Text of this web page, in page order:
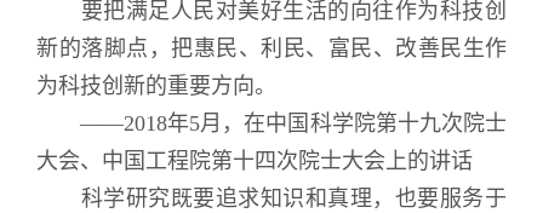
要把满足人民对美好生活的向往作为科技创
新的落脚点，把惠民、利民、富民、改善民生作
为科技创新的重要方向。
——2018年5月，在中国科学院第十九次院士
大会、中国工程院第十四次院士大会上的讲话
科学研究既要追求知识和真理，也要服务于